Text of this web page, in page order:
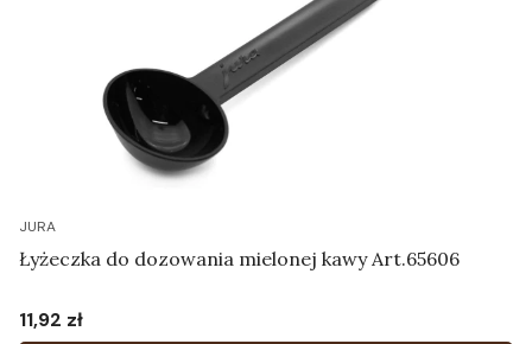
JURA
Łyżeczka do dozowania mielonej kawy Art.65606
Cena
11,92 zł